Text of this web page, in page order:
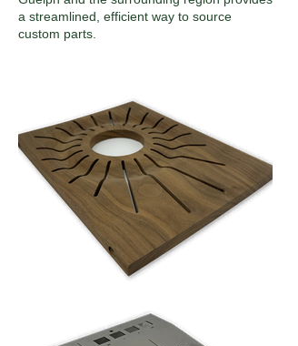
a streamlined, efficient way to source
custom parts.